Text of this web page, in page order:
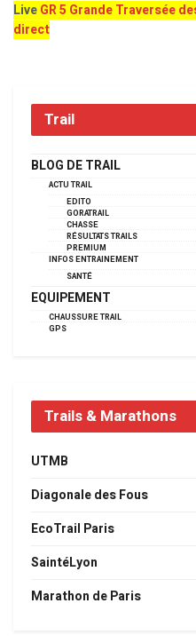
LiveGR 5 Grande Traversée
direct
Trail
BLOG DE TRAIL
ACTU TRAIL
EDITO
GORATRAIL
CHASSE
RÉSULTATS TRAILS
PREMIUM
INFOS ENTRAINEMENT
SANTÉ
EQUIPEMENT
CHAUSSURE TRAIL
GPS
Trails & Marathons
UTMB
Diagonale des Fous
EcoTrail Paris
SaintéLyon
Marathon de Paris